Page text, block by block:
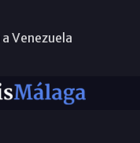
Venezuela